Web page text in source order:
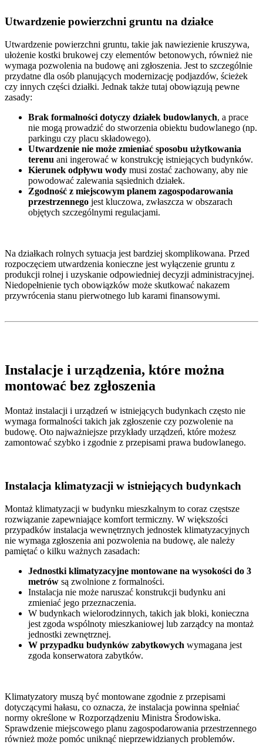
Utwardzenie powierzchni gruntu na działce
Utwardzenie powierzchni gruntu, takie jak nawiezienie kruszywa,
ułożenie kostki brukowej czy elementów betonowych, również nie
wymaga pozwolenia na budowę ani zgłoszenia. Jest to szczególnie
przydatne dla osób planujących modernizację podjazdów, ścieżek
czy innych części działki. Jednak także tutaj obowiązują pewne
zasady:
Brak formalności dotyczy działek budowlanych, a prace
nie mogą prowadzić do stworzenia obiektu budowlanego (np.
parkingu czy placu składowego).
Utwardzenie nie może zmieniać sposobu użytkowania
terenu ani ingerować w konstrukcję istniejących budynków.
Kierunek odpływu wody musi zostać zachowany, aby nie
powodować zalewania sąsiednich działek.
Zgodność z miejscowym planem zagospodarowania
przestrzennego jest kluczowa, zwłaszcza w obszarach
objętych szczególnymi regulacjami.
Na działkach rolnych sytuacja jest bardziej skomplikowana. Przed
rozpoczęciem utwardzenia konieczne jest wyłączenie gruntu z
produkcji rolnej i uzyskanie odpowiedniej decyzji administracyjnej.
Niedopełnienie tych obowiązków może skutkować nakazem
przywrócenia stanu pierwotnego lub karami finansowymi.
Instalacje i urządzenia, które można
montować bez zgłoszenia
Montaż instalacji i urządzeń w istniejących budynkach często nie
wymaga formalności takich jak zgłoszenie czy pozwolenie na
budowę. Oto najważniejsze przykłady urządzeń, które możesz
zamontować szybko i zgodnie z przepisami prawa budowlanego.
Instalacja klimatyzacji w istniejących budynkach
Montaż klimatyzacji w budynku mieszkalnym to coraz częstsze
rozwiązanie zapewniające komfort termiczny. W większości
przypadków instalacja wewnętrznych jednostek klimatyzacyjnych
nie wymaga zgłoszenia ani pozwolenia na budowę, ale należy
pamiętać o kilku ważnych zasadach:
Jednostki klimatyzacyjne montowane na wysokości do 3
metrów są zwolnione z formalności.
Instalacja nie może naruszać konstrukcji budynku ani
zmieniać jego przeznaczenia.
W budynkach wielorodzinnych, takich jak bloki, konieczna
jest zgoda wspólnoty mieszkaniowej lub zarządcy na montaż
jednostki zewnętrznej.
W przypadku budynków zabytkowych wymagana jest
zgoda konserwatora zabytków.
Klimatyzatory muszą być montowane zgodnie z przepisami
dotyczącymi hałasu, co oznacza, że instalacja powinna spełniać
normy określone w Rozporządzeniu Ministra Środowiska.
Sprawdzenie miejscowego planu zagospodarowania przestrzennego
również może pomóc uniknąć nieprzewidzianych problemów.